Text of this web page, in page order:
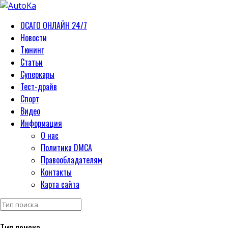
ОСАГО ОНЛАЙН 24/7
Новости
Тюнинг
Статьи
Суперкары
Тест-драйв
Спорт
Видео
Информация
О нас
Политика DMCA
Правообладателям
Контакты
Карта сайта